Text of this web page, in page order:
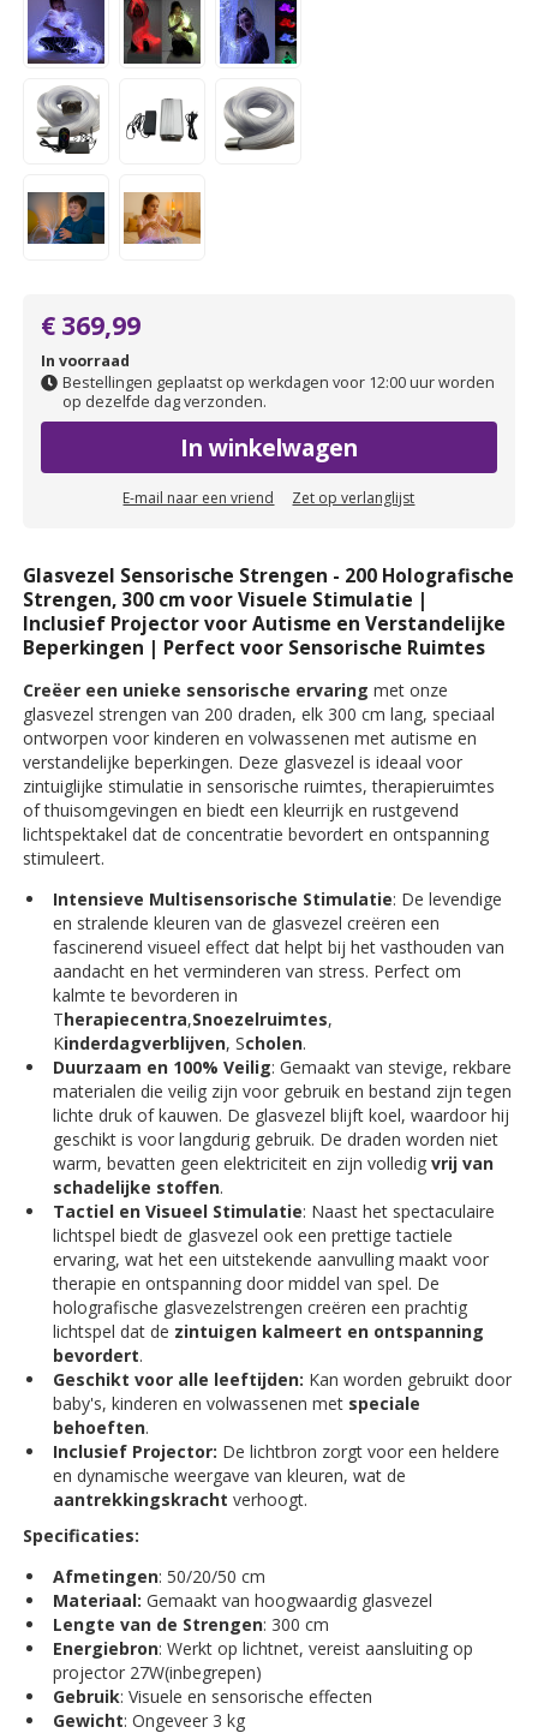
€ 369,99
In voorraad
Bestellingen geplaatst op werkdagen voor 12:00 uur worden
op dezelfde dag verzonden.
In winkelwagen
E-mail naar een vriend Zet op verlanglijst
Glasvezel Sensorische Strengen - 200 Holografische
Strengen, 300 cm voor Visuele Stimulatie |
Inclusief Projector voor Autisme en Verstandelijke
Beperkingen | Perfect voor Sensorische Ruimtes
Creëer een unieke sensorische ervaring met onze
glasvezel strengen van 200 draden, elk 300 cm lang, speciaal
ontworpen voor kinderen en volwassenen met autisme en
verstandelijke beperkingen. Deze glasvezel is ideaal voor
zintuiglijke stimulatie in sensorische ruimtes, therapieruimtes
of thuisomgevingen en biedt een kleurrijk en rustgevend
lichtspektakel dat de concentratie bevordert en ontspanning
stimuleert.
Intensieve Multisensorische Stimulatie: De levendige
en stralende kleuren van de glasvezel creëren een
fascinerend visueel effect dat helpt bij het vasthouden van
aandacht en het verminderen van stress. Perfect om
kalmte te bevorderen in
Therapiecentra,Snoezelruimtes,
Kinderdagverblijven, Scholen.
Duurzaam en 100% Veilig: Gemaakt van stevige, rekbare
materialen die veilig zijn voor gebruik en bestand zijn tegen
lichte druk of kauwen. De glasvezel blijft koel, waardoor hij
geschikt is voor langdurig gebruik. De draden worden niet
warm, bevatten geen elektriciteit en zijn volledigvrij van
schadelijke stoffen.
Tactiel en Visueel Stimulatie: Naast het spectaculaire
lichtspel biedt de glasvezel ook een prettige tactiele
ervaring, wat het een uitstekende aanvulling maakt voor
therapie en ontspanning door middel van spel. De
holografische glasvezelstrengen creëren een prachtig
lichtspel dat de zintuigen kalmeert en ontspanning
bevordert.
Geschikt voor alle leeftijden: Kan worden gebruikt door
baby's, kinderen en volwassenen met speciale
behoeften.
Inclusief Projector: De lichtbron zorgt voor een heldere
en dynamische weergave van kleuren, wat de
aantrekkingskracht verhoogt.
Specificaties:
Afmetingen: 50/20/50 cm
Materiaal: Gemaakt van hoogwaardig glasvezel
Lengte van de Strengen: 300 cm
Energiebron: Werkt op lichtnet, vereist aansluiting op
projector 27W(inbegrepen)
Gebruik: Visuele en sensorische effecten
Gewicht: Ongeveer 3 kg